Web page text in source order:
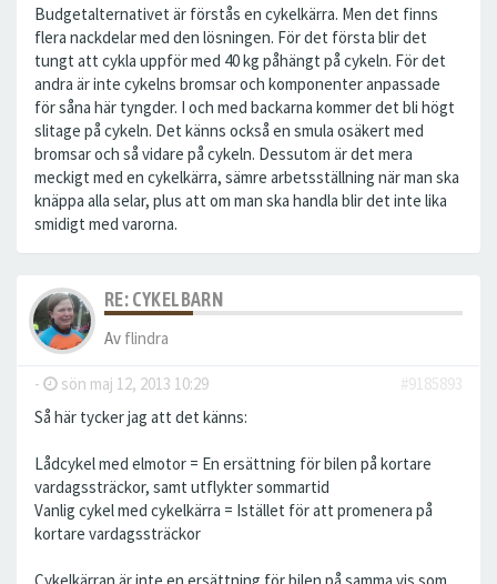
Budgetalternativet är förstås en cykelkärra. Men det finns
flera nackdelar med den lösningen. För det första blir det
tungt att cykla uppför med 40 kg påhängt på cykeln. För det
andra är inte cykelns bromsar och komponenter anpassade
för såna här tyngder. I och med backarna kommer det bli högt
slitage på cykeln. Det känns också en smula osäkert med
bromsar och så vidare på cykeln. Dessutom är det mera
meckigt med en cykelkärra, sämre arbetsställning när man ska
knäppa alla selar, plus att om man ska handla blir det inte lika
smidigt med varorna.
RE: CYKELBARN
Av flindra
- sön maj 12, 2013 10:29
#9185893
Så här tycker jag att det känns:
Lådcykel med elmotor = En ersättning för bilen på kortare
vardagssträckor, samt utflykter sommartid
Vanlig cykel med cykelkärra = Istället för att promenera på
kortare vardagssträckor